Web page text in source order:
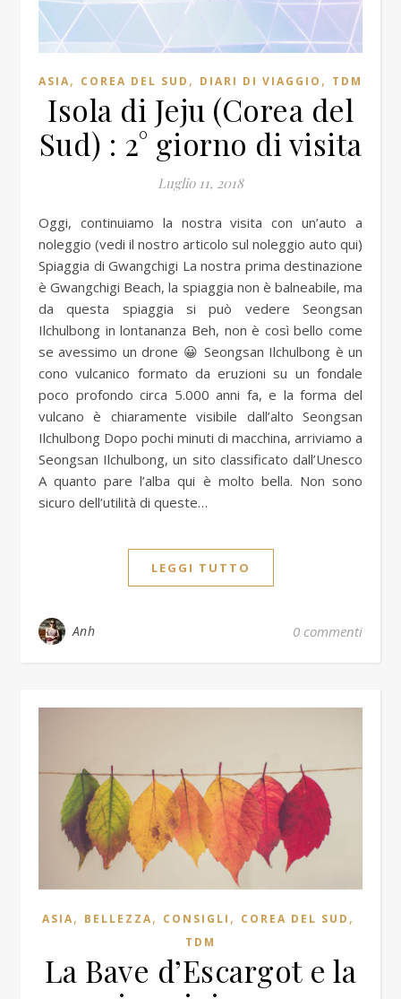
ASIA, COREA DEL SUD , DIARI DI VIAGGIO , TDM
Isola di Jeju (Corea del
Sud) : 2° giorno di visita
Luglio 11, 2018
Oggi, continuiamo la nostra visita con un’auto a
noleggio (vedi il nostro articolo sul noleggio auto qui)
Spiaggia di Gwangchigi La nostra prima destinazione
è Gwangchigi Beach, la spiaggia non è balneabile, ma
da questa spiaggia si può vedere Seongsan
Ilchulbong in lontananza Beh, non è così bello come
se avessimo un drone 😀 Seongsan Ilchulbong è un
cono vulcanico formato da eruzioni su un fondale
poco profondo circa 5.000 anni fa, e la forma del
vulcano è chiaramente visibile dall’alto Seongsan
Ilchulbong Dopo pochi minuti di macchina, arriviamo a
Seongsan Ilchulbong, un sito classificato dall’Unesco
A quanto pare l’alba qui è molto bella. Non sono
sicuro dell’utilità di queste…
LEGGI TUTTO
Anh 0 commenti
ASIA, BELLEZZA, CONSIGLI , COREA DEL SUD ,
TDM
La Bave d’Escargot e la